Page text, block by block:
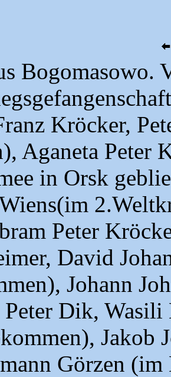
Bogomasowo.
Kröcker,
Aganeta Peter
in Orsk
Peter
David
Johann
Peter Dik,
Jakob
Görzen